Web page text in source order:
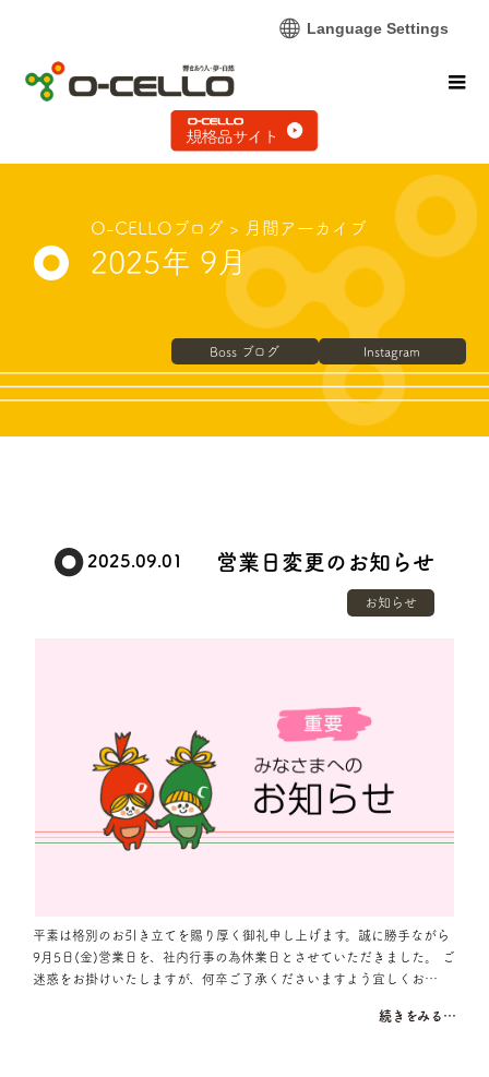
O-CELLOブログ > 月間ア一カイブ
2025年 9月
Boss ブログ Instagram
2025.09.01 営業日変更のお知らせ
お知らせ
平素は格別のお引き立てを賜り厚く御礼申し上げます。誠に勝手ながら
9月5日(金)営業日を、社内行事の為休業日とさせていただきました。 ご
迷惑をお掛けいたしますが、何卒ご了承くださいますよう宜しくお…
続きをみる…
Language Settings